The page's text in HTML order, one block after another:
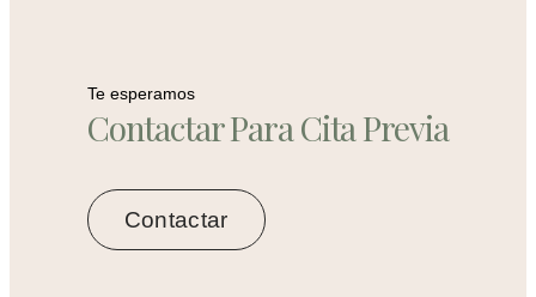
Te esperamos
Contactar Para Cita Previa
Contactar